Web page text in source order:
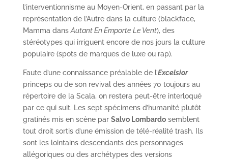
l’interventionnisme au Moyen-Orient, en passant par la
représentation de l’Autre dans la culture (blackface,
Mamma dansAutant En Emporte Le Vent), des
stéréotypes qui irriguent encore de nos jours la culture
populaire (spots de marques de luxe ou rap).
Faute d’une connaissance préalable de l’Excelsior
princeps ou de son revival des années 70 toujours au
répertoire de la Scala, on restera peut-être interloqué
par ce qui suit. Les sept spécimens d’humanité plutôt
gratinés mis en scène par Salvo Lombardosemblent
tout droit sortis d’une émission de télé-réalité trash. Ils
sont les lointains descendants des personnages
allégoriques ou des archétypes des versions